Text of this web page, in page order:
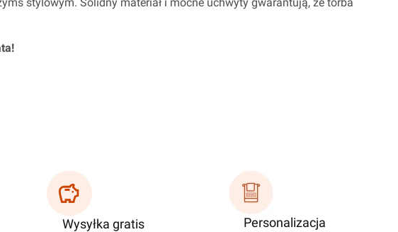
Wysyłka gratis
Personalizacja